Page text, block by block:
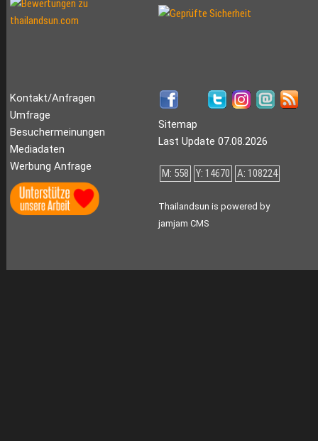
Kontakt/Anfragen
Umfrage
Besuchermeinungen
Mediadaten
Werbung Anfrage
Sitemap
Last Update 07.08.2026
M: 558 Y: 14670 A: 108224
Thailandsun is powered by
jamjam CMS